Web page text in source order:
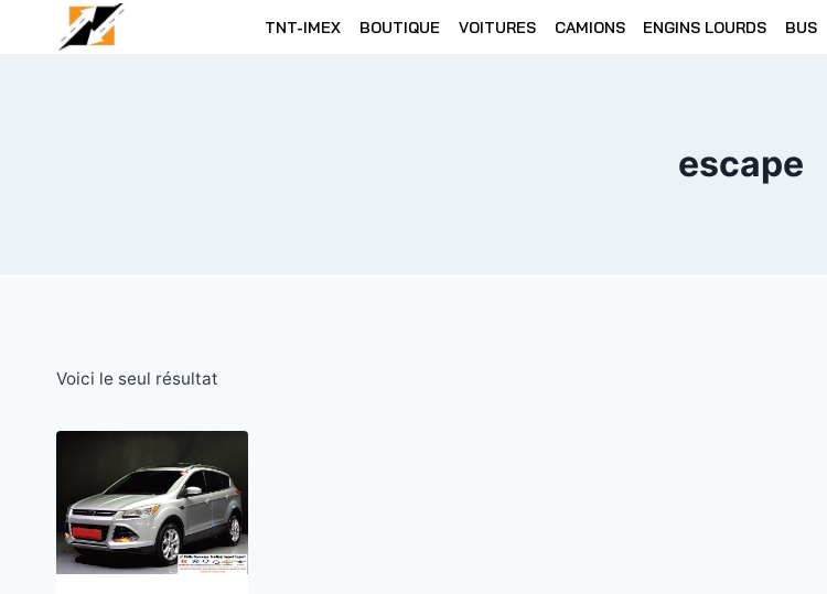
TNT-IMEX BOUTIQUE VOITURES CAMIONS ENGINS LOURDS BUS
escape
Voici le seul résultat